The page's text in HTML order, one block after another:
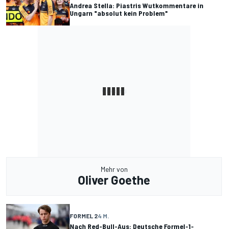
Andrea Stella: Piastris Wutkommentare in
Ungarn "absolut kein Problem"
Mehr von
Oliver Goethe
FORMEL 24 M.
Nach Red-Bull-Aus: Deutsche Formel-1-